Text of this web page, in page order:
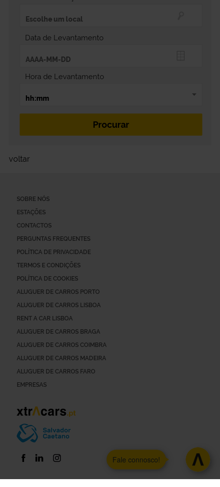
Data de Levantamento
Hora de Levantamento
voltar
SOBRE NÓS
ESTAÇÕES
CONTACTOS
PERGUNTAS FREQUENTES
POLÍTICA DE PRIVACIDADE
TERMOS E CONDIÇÕES
POLÍTICA DE COOKIES
ALUGUER DE CARROS PORTO
ALUGUER DE CARROS LISBOA
RENT A CAR LISBOA
ALUGUER DE CARROS BRAGA
ALUGUER DE CARROS COIMBRA
ALUGUER DE CARROS MADEIRA
ALUGUER DE CARROS FARO
EMPRESAS
Fale connosco!